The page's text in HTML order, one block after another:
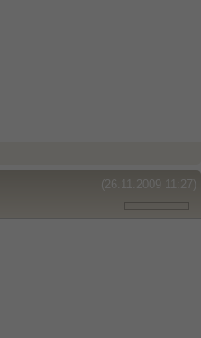
(26.11.2009 11:27)